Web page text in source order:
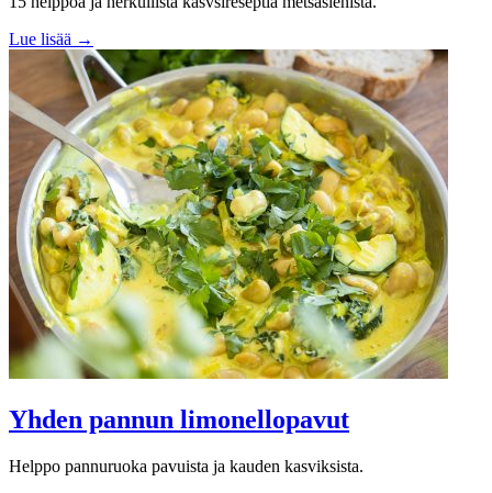
Lue lisää →
Yhden pannun limonellopavut
Helppo pannuruoka pavuista ja kauden kasviksista.